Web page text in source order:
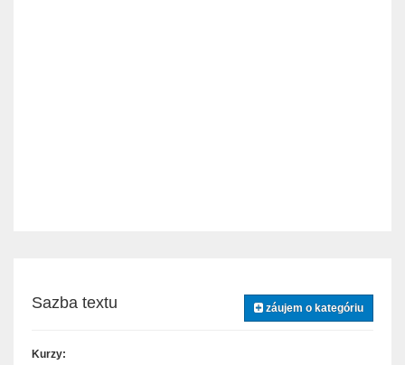
záujem o kategóriu
Sazba textu
Kurzy: